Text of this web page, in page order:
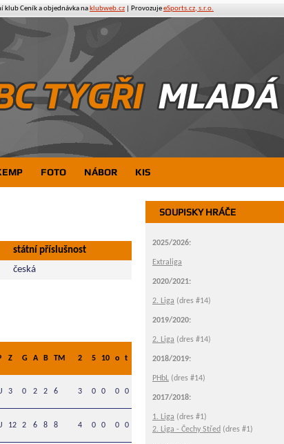
klubCeník a objednávka na klubweb.cz | ProvozujeeSports.cz, s.r.o.
FOTO NÁBOR KIS
státní příslušnost
česká
Z G A B TM 2 5 10 o t
3 0 2 2 6 3 0 0 0 0
12 2 6 8 8 4 0 0 0 0
SOUPISKY HRÁČE
2025/2026:
Extraliga
2020/2021:
2. Liga (dres #14)
2019/2020:
2. Liga (dres #14)
2018/2019:
PHbL (dres #14)
2017/2018:
1. Liga (dres #1)
2. Liga - Čechy Střed (dres #1)